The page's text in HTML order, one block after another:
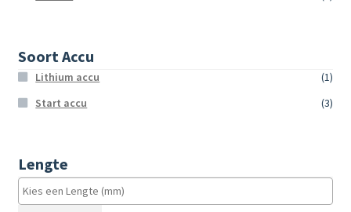
Soort Accu
Lithium accu
(1)
Start accu
(3)
Lengte